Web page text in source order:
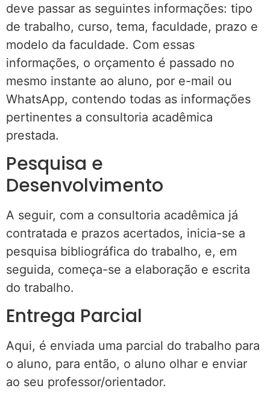
deve passar as seguintes informações: tipo
de trabalho, curso, tema, faculdade, prazo e
modelo da faculdade. Com essas
informações, o orçamento é passado no
mesmo instante ao aluno, por e-mail ou
WhatsApp, contendo todas as informações
pertinentes a consultoria acadêmica
prestada.
Pesquisa e
Desenvolvimento
A seguir, com a consultoria acadêmica já
contratada e prazos acertados, inicia-se a
pesquisa bibliográfica do trabalho, e, em
seguida, começa-se a elaboração e escrita
do trabalho.
Entrega Parcial
Aqui, é enviada uma parcial do trabalho para
o aluno, para então, o aluno olhar e enviar
ao seu professor/orientador.